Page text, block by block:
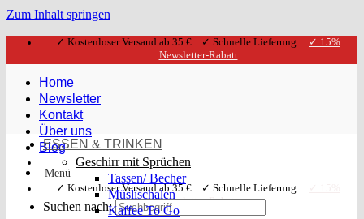
Zum Inhalt springen
✓ Kostenloser Versand ab 35 € ✓ Schnelle Lieferung
✓ 15%
Newsletter-Rabatt
Home
Newsletter
Kontakt
Über uns
Blog
✓ Kostenloser Versand ab 35 € ✓ Schnelle Lieferung
Newsletter-Rabatt
Menü
Suchen nach:
ESSEN & TRINKEN
Geschirr mit Sprüchen
Tassen/ Becher
Müslischalen
Kaffee To Go